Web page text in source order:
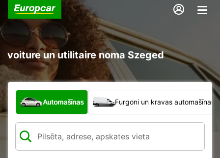
voiture un utilitaire noma Szeged
Kāda veida transportlīdzeklis?
Automašīnas Furgoni un kravas automašīnas